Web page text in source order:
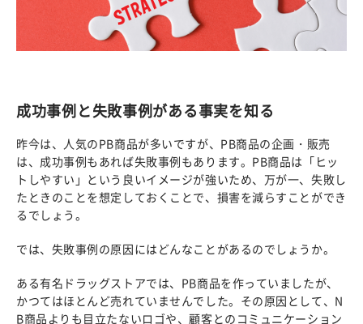
成功事例と失敗事例がある事実を知る
昨今は、人気のPB商品が多いですが、PB商品の企画・販売
は、成功事例もあれば失敗事例もあります。PB商品は「ヒッ
トしやすい」という良いイメージが強いため、万が一、失敗し
たときのことを想定しておくことで、損害を減らすことができ
るでしょう。
では、失敗事例の原因にはどんなことがあるのでしょうか。
ある有名ドラッグストアでは、PB商品を作っていましたが、
かつてはほとんど売れていませんでした。その原因として、N
B商品よりも目立たないロゴや、顧客とのコミュニケーション